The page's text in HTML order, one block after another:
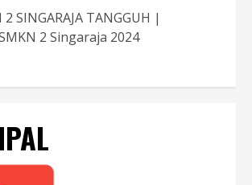
SINGARAJA TANGGUH |
2 Singaraja 2024